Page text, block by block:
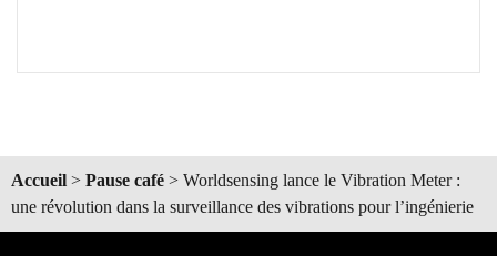
Accueil > Pause café > Worldsensing lance le Vibration Meter :
une révolution dans la surveillance des vibrations pour l’ingénierie